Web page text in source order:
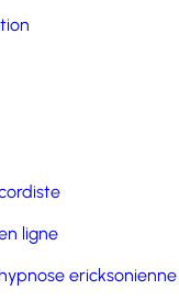
ligne
ericksonienne